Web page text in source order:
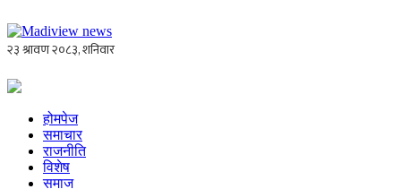
होमपेज
समाचार
राजनीति
विशेष
समाज